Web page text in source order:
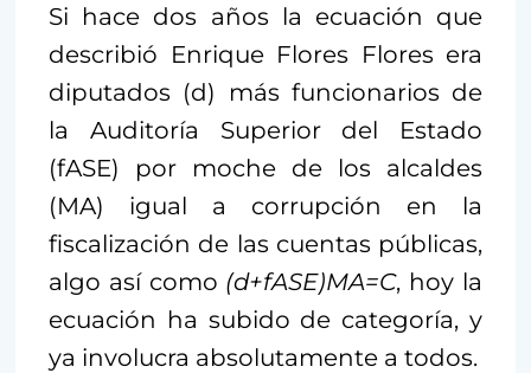
Si hace dos años la ecuación que
describió Enrique Flores Flores era
diputados (d) más funcionarios de
la Auditoría Superior del Estado
(fASE) por moche de los alcaldes
(MA) igual a corrupción en la
fiscalización de las cuentas públicas,
algo así como (d+fASE)MA=C, hoy la
ecuación ha subido de categoría, y
ya involucra absolutamente a todos.